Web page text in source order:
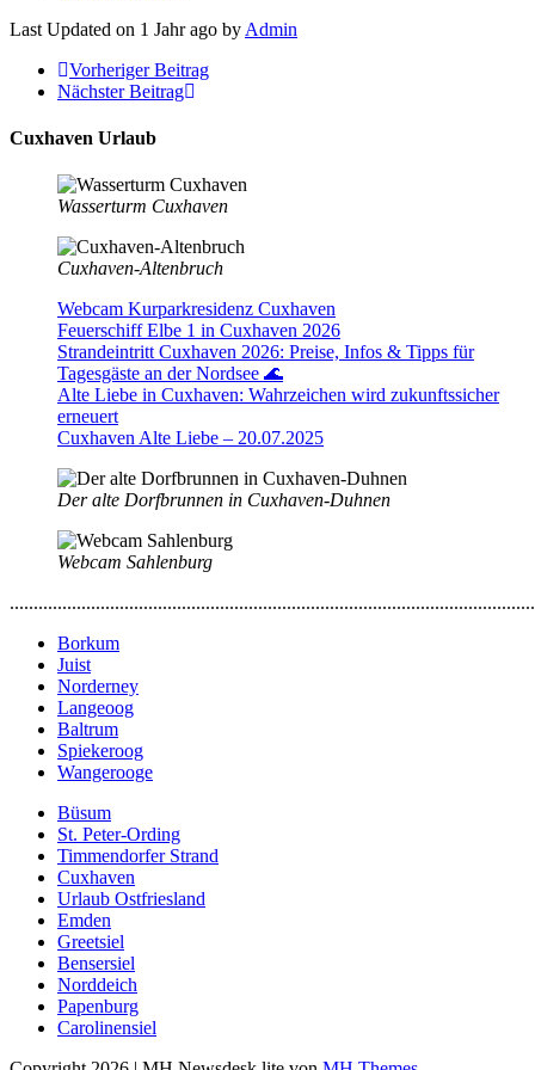
Last Updated on 1 Jahr ago by Admin
Vorheriger Beitrag
Nächster Beitrag
Cuxhaven Urlaub
Wasserturm Cuxhaven
Cuxhaven-Altenbruch
Webcam Kurparkresidenz Cuxhaven
Feuerschiff Elbe 1 in Cuxhaven 2026
Strandeintritt Cuxhaven 2026: Preise, Infos & Tipps für
Tagesgäste an der Nordsee 🌊
Alte Liebe in Cuxhaven: Wahrzeichen wird zukunftssicher
erneuert
Cuxhaven Alte Liebe – 20.07.2025
Der alte Dorfbrunnen in Cuxhaven-Duhnen
Webcam Sahlenburg
Borkum
Juist
Norderney
Langeoog
Baltrum
Spiekeroog
Wangerooge
Büsum
St. Peter-Ording
Timmendorfer Strand
Cuxhaven
Urlaub Ostfriesland
Emden
Greetsiel
Bensersiel
Norddeich
Papenburg
Carolinensiel